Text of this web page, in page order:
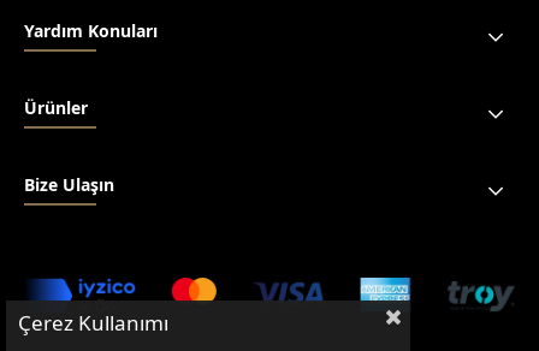
Yardım Konuları
Ürünler
Bize Ulaşın
Çerez Kullanımı